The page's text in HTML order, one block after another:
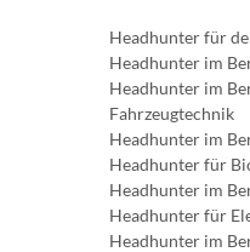
Headhunter für
Headhunter im
Headhunter im
Fahrzeugtechnik
Headhunter im
Headhunter für
Headhunter im
Headhunter für
Headhunter im